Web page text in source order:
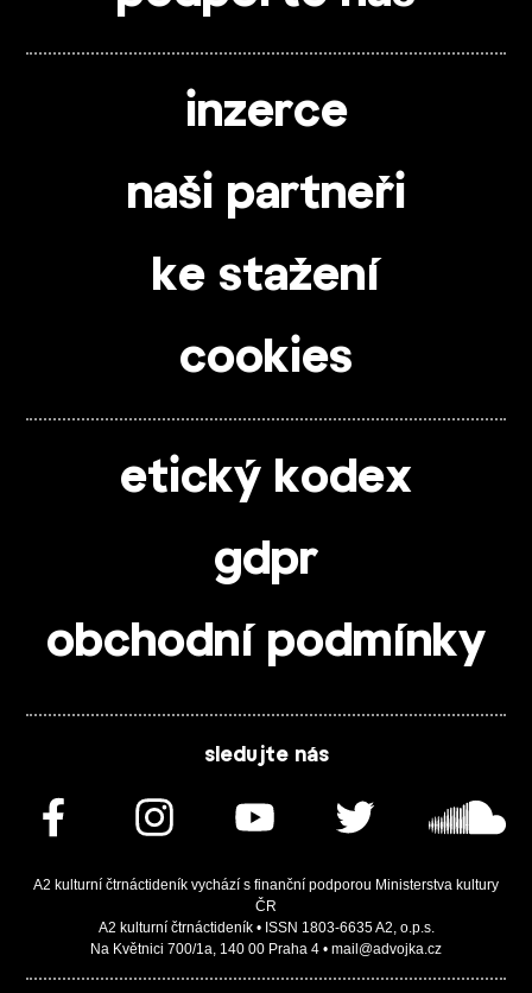
inzerce
naši partneři
ke stažení
cookies
etický kodex
gdpr
obchodní podmínky
sledujte nás
A2 kulturní čtrnáctideník vychází s finanční podporou Ministerstva kultury
ČR
A2 kulturní čtrnáctideník • ISSN 1803-6635 A2, o.p.s.
Na Květnici 700/1a, 140 00 Praha 4 • mail@advojka.cz